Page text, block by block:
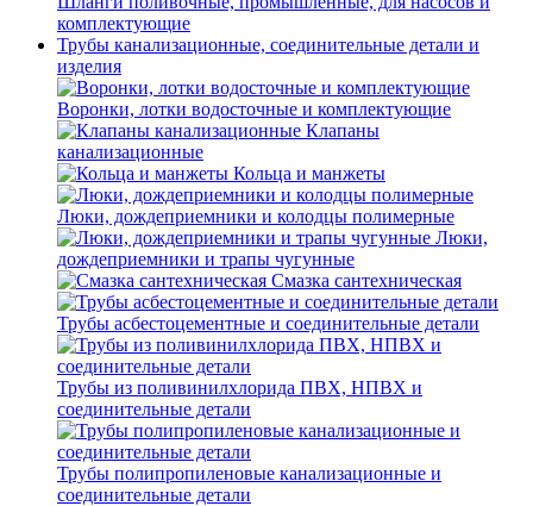
комплектующие
Трубы канализационные, соединительные детали и
изделия
Воронки, лотки водосточные и комплектующие
Клапаны
канализационные
Кольца и манжеты
Люки, дождеприемники и колодцы полимерные
Люки,
дождеприемники и трапы чугунные
Смазка сантехническая
Трубы асбестоцементные и соединительные детали
Трубы из поливинилхлорида ПВХ, НПВХ и
соединительные детали
Трубы полипропиленовые канализационные и
соединительные детали